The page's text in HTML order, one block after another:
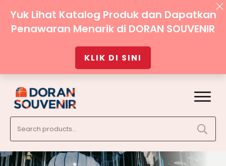
for:
Yuk Lihat Katalog Produk dan Dapatkan
Penawaran Menarik di DORAN SOUVENIR
KLIK DI SINI